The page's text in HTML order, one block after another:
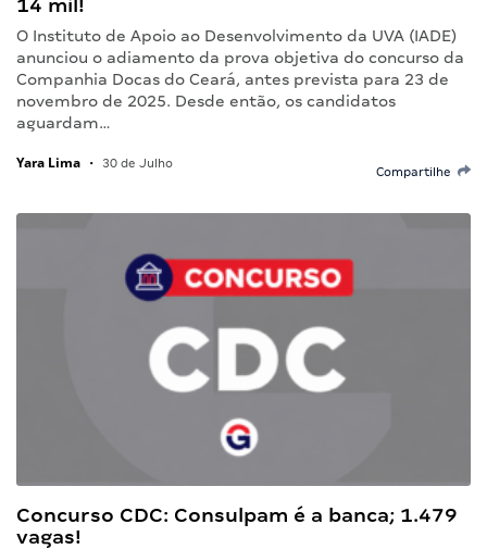
14 mil!
O Instituto de Apoio ao Desenvolvimento da UVA (IADE)
anunciou o adiamento da prova objetiva do concurso da
Companhia Docas do Ceará, antes prevista para 23 de
novembro de 2025. Desde então, os candidatos
aguardam…
Yara Lima • 30 de Julho
Compartilhe
Concurso CDC: Consulpam é a banca; 1.479
vagas!